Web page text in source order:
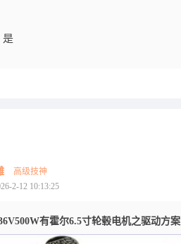
是
高级技神
2-12 10:13:25
有霍尔6.5寸轮毂电机之驱动方案